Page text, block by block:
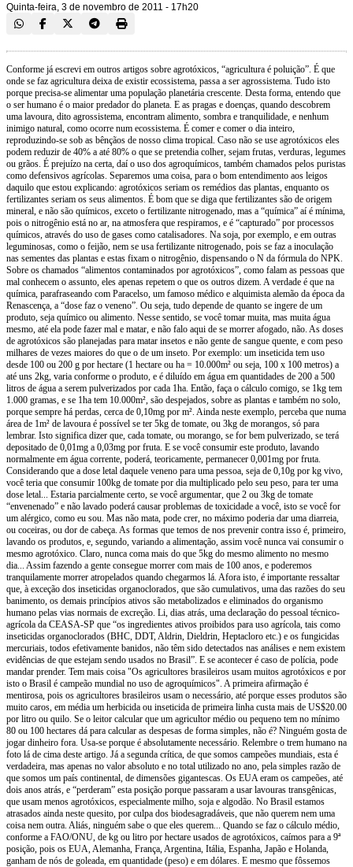
Quinta-feira, 3 de novembro de 2011 - 17h20
Conforme já escrevi em outros artigos sobre agrotóxicos, “agricultura é poluição”. É que onde se faz agricultura deixa de existir ecossistema, passa a ser agrossistema. Tudo isto porque precisa-se alimentar uma população planetária crescente. Desta forma, entendo que o ser humano é o maior predador do planeta. E as pragas e doenças, quando descobrem uma lavoura, dito agrossistema, encontram alimento, sombra e tranquilidade, e nenhum inimigo natural, como ocorre num ecossistema. É comer e comer o dia inteiro, reproduzindo-se sob as bênçãos de nosso clima tropical. Caso não se use agrotóxicos eles podem reduzir de 40% a até 80% o que se pretendia colher, sejam frutas, verduras, legumes ou grãos. É prejuízo na certa, daí o uso dos agroquímicos, também chamados pelos puristas como defensivos agrícolas. Separemos uma coisa, para o bom entendimento aos leigos daquilo que estou explicando: agrotóxicos seriam os remédios das plantas, enquanto os fertilizantes seriam os seus alimentos. É bom que se diga que fertilizantes são de origem mineral, e não são químicos, exceto o fertilizante nitrogenado, mas a “química” aí é mínima, pois o nitrogênio está no ar, na atmosfera que respiramos, e é “capturado” por processos químicos, através do uso de gases como catalisadores. Na soja, por exemplo, e em outras leguminosas, como o feijão, nem se usa fertilizante nitrogenado, pois se faz a inoculação nas sementes das plantas e estas fixam o nitrogênio, dispensando o N da fórmula do NPK. Sobre os chamados “alimentos contaminados por agrotóxicos”, como falam as pessoas que mal conhecem o assunto, eles apenas repetem o que os outros dizem. A verdade é que na química, parafraseando com Paracelso, um famoso médico e alquimista alemão da época da Renascença, a “dose faz o veneno”. Ou seja, tudo depende de quanto se ingere de um produto, seja químico ou alimento. Nesse sentido, se você tomar muita, mas muita água mesmo, até ela pode fazer mal e matar, e não falo aqui de se morrer afogado, não. As doses de agrotóxicos são planejadas para matar insetos e não gente de sangue quente, e com peso milhares de vezes maiores do que o de um inseto. Por exemplo: um inseticida tem uso desde 100 ou 200 g por hectare (1 hectare ou ha = 10.000m² ou seja, 100 x 100 metros) a até uns 2kg, varia conforme o produto, e é diluído em água em quantidades de 200 a 500 litros de água a serem pulverizados por cada 1ha. Então, faça o cálculo comigo, se 1kg tem 1.000 gramas, e se 1ha tem 10.000m², são despejados, sobre as plantas e também no solo, porque sempre há perdas, cerca de 0,10mg por m². Ainda neste exemplo, perceba que numa área de 1m² de lavoura é possível se ter 5kg de tomate, ou 3kg de morangos, só para lembrar. Isto significa dizer que, cada tomate, ou morango, se for bem pulverizado, se terá depositado de 0,01mg a 0,03mg por fruta. E se você consumir este produto, lavando normalmente em água corrente, poderá, teoricamente, permanecer 0,001mg por fruta. Considerando que a dose letal daquele veneno para uma pessoa, seja de 0,10g por kg vivo, você teria que consumir 100kg de tomate por dia multiplicado pelo seu peso, para ter uma dose letal... Estaria parcialmente certo, se você argumentar, que 2 ou 3kg de tomate “envenenado” e não lavado poderá causar problemas de toxicidade a você, isto se você for um alérgico, como eu sou. Mas não mata, pode crer, no máximo poderia dar uma diarreia, ou coceiras, ou dor de cabeça. As formas que temos de nos prevenir contra isso é, primeiro, lavando os produtos, e, segundo, variando a alimentação, assim você nunca vai consumir o mesmo agrotóxico. Claro, nunca coma mais do que 5kg do mesmo alimento no mesmo dia... Assim fazendo a gente consegue morrer com mais de 100 anos, e poderemos tranquilamente morrer atropelados quando chegarmos lá. Afora isto, é importante ressaltar que, à exceção dos inseticidas organoclorados, que são cumulativos, uma das razões do seu banimento, os demais princípios ativos são metabolizados e eliminados do organismo humano pelas vias normais de excreção. Li, dias atrás, uma declaração do pessoal técnico-agrícola da CEASA-SP que “os ingredientes ativos proibidos para uso agrícola, tais como inseticidas organoclorados (BHC, DDT, Aldrin, Dieldrin, Heptacloro etc.) e os fungicidas mercuriais, todos efetivamente banidos, não têm sido detectados nas análises e nem existem evidências de que estejam sendo usados no Brasil”. E se acontecer é caso de polícia, pode mandar prender. Tem mais coisa "Os agricultores brasileiros usam muitos agrotóxicos e por isto o Brasil é campeão mundial no uso de agroquímicos". A primeira afirmação é mentirosa, pois os agricultores brasileiros usam o necessário, até porque esses produtos são muito caros, em média um herbicida ou inseticida de primeira linha custa mais de US$20.00 por litro ou quilo. Se o leitor calcular que um agricultor médio ou pequeno tem no mínimo 80 ou 100 hectares dá para calcular as despesas de forma simples, não é? Ninguém gosta de jogar dinheiro fora. Usa-se porque é absolutamente necessário. Relembre o trem humano na foto lá de cima deste artigo. Já a segunda crítica, de que somos campeões mundiais, esta é verdadeira, mas apenas no valor absoluto e no total utilizado no ano, pela simples razão de que somos um país continental, de dimensões gigantescas. Os EUA eram os campeões, até dois anos atrás, e “perderam” esta posição porque passaram a usar lavouras transgênicas, que usam menos agrotóxicos, especialmente milho, soja e algodão. No Brasil estamos atrasados ainda neste quesito, por culpa dos biodesagradáveis, que não querem nem uma coisa nem outra. Aliás, ninguém sabe o que eles querem... Quando se faz o cálculo médio, conforme a FAO/ONU, de kg ou litro por hectare usados de agrotóxicos, caímos para a 9ª posição, pois os EUA, Alemanha, França, Argentina, Itália, Espanha, Japão e Holanda, ganham de nós de goleada, em quantidade (peso) e em dólares. E mesmo que fôssemos campeões no uso médio por hectare, a justificativa para isso seria mais do que lógica, pois somos o único país tropical desta lista, onde os insetos proliferam espantosamente. É no calor que nasce mais mosquito, não é? Lá no hemisfério Norte o clima é frio, e não facilita a vida dos insetos, reduzindo com isso o uso dos venenos. Mas não é só isso, é que justamente por sermos um país tropical, ou de clima temperado, com sol abundante o ano inteiro, que podemos plantar na mesma área de terra duas lavouras por ano, safra de verão e safrinha de pré-inverno. Na média, acabam sendo cinco safras a cada dois anos. Enquanto os americanos e os europeus só conseguem uma safra por ano, pois no inverno não dá para plantar nada, é só gelo. Outra acusação falaciosa que se faz hoje em dia, especialmente o pessoal da Anvisa, é que usamos no Brasil agrotóxicos que seriam “proibidos” nos EUA ou na Europa. O que ocorre, na verdade, é que são produtos sem pedido de renovação de registro na Europa ou EUA, porque as patentes venceram. Se não tem registro não pode vender. E aqui no Brasil também é assim. Mas isto é muito diferente de ter sido “proibido”. As empresas não renovam os pedidos de licença dos produtos com patente vencida para tentar “dificultar” a ação dos genéricos vindos da China, África do Sul, ou Israel. Os genéricos ficam sem “referências” de padrão para registrar produtos na Europa. No Brasil, como o Governo Federal estimula os genéricos, a importação é livre e solta. Temos, ainda, uma concorrência feroz disputando lavoura a lavoura a venda dos agrotóxicos, especialmente chineses, e são todos genéricos, os que se diz que foram “proibidos” na Europa. Há um exemplo gritante ocorrendo no mercado brasileiro, o do inseticida metamidofós, recentemente proibido. É um produto altamente eficiente, apesar da alta toxicidade, para várias culturas (milho, soja, café, batata, algodão) e foi desenvolvido pela Bayer nos anos 1950, tinha o nome de Tamaron, e apenas a antiga Hokko, hoje Arysta, depois de vencida a patente, conseguiu sintetizar e fabricar o produto, com o nome de Hamidop. Concorreram no mercado brasileiro até a chegada dos genéricos, dentre outras empresas a Fersol. Quando os genéricos do gênero metamidofós entraram aqui no Brasil a Bayer já tinha no mercado internacional um produto mais efetivo, com menor toxicidade e provavelmente maior rentabilidade. Além dos genéricos importados, a Fersol, empresa 100% brasileira, conseguiu sintetizar e fabricar o metamidofós aqui no Brasil, se não me engano desde os anos 1990, mas agora a Anvisa, numa ação intempestiva e ditatorial, por meio de portaria, sem ouvir ninguém, e tampouco sem direito de defesa, conseguiu proibir a fabricação e venda do metamidofós no Brasil, a partir de junho deste ano. Se não houver uma liberação há o perigo de a Fersol quebrar, pois era o seu principal produto. A pergunta que fica no ar é: por que não proibiu antes? Proibir, aliás, nem é a pergunta certa, a pergunta justa é: por que liberou? Sim, porque a Anvisa é um dos três órgãos federais que autorizam e liberam a fabricação e venda. Primeiro libera, e autoriza, mas depois proíbe? Ora, onde estamos? Tem alguma coisa errada nesse angu, e não é só propaganda ideológica contra agrotóxicos, não. Vejo que a Anvisa deve explicações aos agricultores brasileiros. Ainda sobre os perigos dos agrotóxicos, uma garantia científica é confirmada pelo médico toxicologista Ângelo Zanaga Trapé, professor-doutor da Faculdade de Ciências Médicas da Universidade de Campinas, Unicamp, dita em entrevista à rádio CBN (em 24.06.10): "Tenho 30 anos de trabalho em clínica pública de saúde e, em todos esses anos, jamais detectei um caso de intoxicação alimentar por essas substâncias", afirma ele. Da minha parte afirmo que, se os agrotóxicos efetivamente fizessem tanto mal como apregoam seus inimigos, aconteceria ao contrário com a expectativa de vida média dos seres humanos, não é verdade? Essa média é cada vez maior, no planeta inteiro. Portanto, consuma se